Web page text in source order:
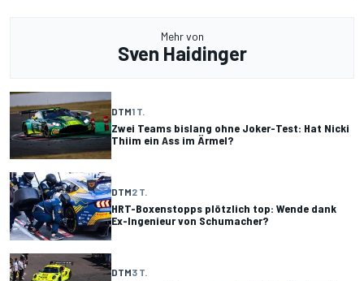
Mehr von
Sven Haidinger
DTM1 T.
Zwei Teams bislang ohne Joker-Test: Hat Nicki
Thiim ein Ass im Ärmel?
DTM2 T.
HRT-Boxenstopps plötzlich top: Wende dank
Ex-Ingenieur von Schumacher?
DTM3 T.